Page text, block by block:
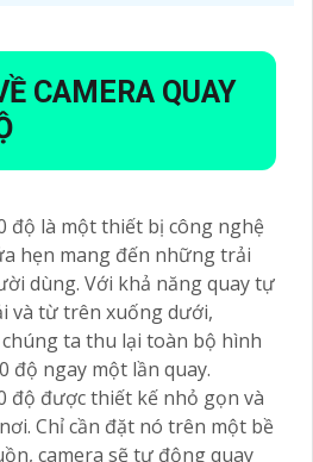
CAMERA QUAY
độ là một thiết bị công nghệ
hẹn mang đến những trải
dùng. Với khả năng quay tự
và từ trên xuống dưới,
ta thu lại toàn bộ hình
độ ngay một lần quay.
độ được thiết kế nhỏ gọn và
Chỉ cần đặt nó trên một bề
camera sẽ tự động quay